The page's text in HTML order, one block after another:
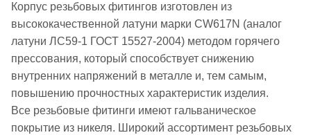
Корпус резьбовых фитингов изготовлен из
высококачественной латуни марки CW617N (аналог
латуни ЛС59-1 ГОСТ 15527-2004) методом горячего
прессования, который способствует снижению
внутренних напряжений в металле и, тем самым,
повышению прочностных характеристик изделия.
Все резьбовые фитинги имеют гальваническое
покрытие из никеля. Широкий ассортимент резьбовых